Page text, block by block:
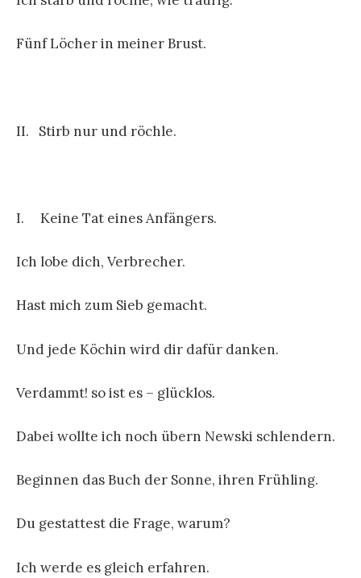
Fünf Löcher in meiner Brust.
II. Stirb nur und röchle.
I. Keine Tat eines Anfängers.
Ich lobe dich, Verbrecher.
Hast mich zum Sieb gemacht.
Und jede Köchin wird dir dafür danken.
Verdammt! so ist es – glücklos.
Dabei wollte ich noch übern Newski schlendern.
Beginnen das Buch der Sonne, ihren Frühling.
Du gestattest die Frage, warum?
Ich werde es gleich erfahren.